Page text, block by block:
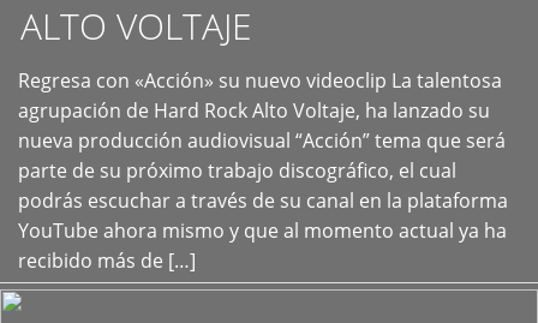
ALTO VOLTAJE
Regresa con «Acción» su nuevo videoclip La talentosa
agrupación de Hard Rock Alto Voltaje, ha lanzado su
nueva producción audiovisual “Acción” tema que será
parte de su próximo trabajo discográfico, el cual
podrás escuchar a través de su canal en la plataforma
YouTube ahora mismo y que al momento actual ya ha
recibido más de […]
+